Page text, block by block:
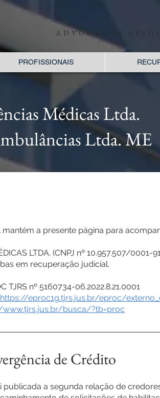
ADVOGADOS
PROFISSIONAIS
Médicas Ltda.
Ltda. ME
a presente página para
LTDA. (CNPJ nº 10.957.507/0001-
em recuperação judicial.
TJRS nº 5160734-06.2022.8.21.0001
https://eproc1g.tjrs.jus.br/eproc/
busca/?tb=proc
de Crédito
a segunda relação de